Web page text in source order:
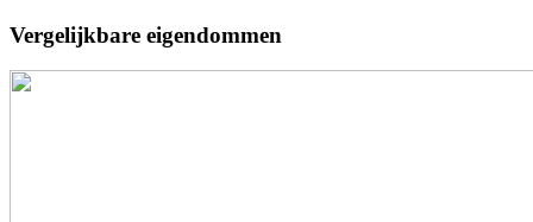
Vergelijkbare eigendommen